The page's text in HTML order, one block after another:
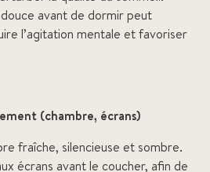
avant de dormir peut
l’agitation mentale et favoriser
(chambre, écrans)
fraîche, silencieuse et sombre.
écrans avant le coucher, afin de